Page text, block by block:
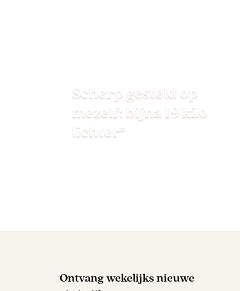
Scherp gesteld op
mezelf: bijna 19 kilo
lichter*
Ontvang wekelijks nieuwe